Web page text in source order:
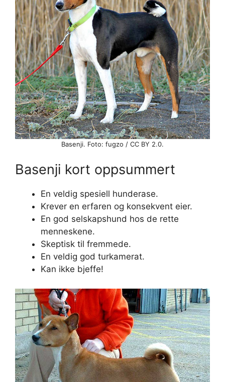
Basenji. Foto: fugzo / CC BY 2.0.
Basenji kort oppsummert
En veldig spesiell hunderase.
Krever en erfaren og konsekvent eier.
En god selskapshund hos de rette
menneskene.
Skeptisk til fremmede.
En veldig god turkamerat.
Kan ikke bjeffe!